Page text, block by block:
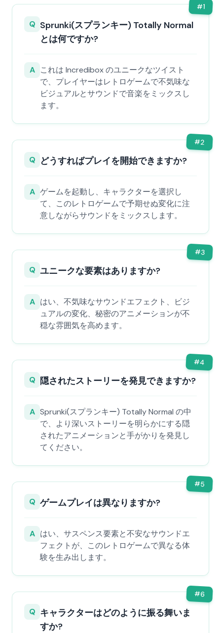
#1
Q Sprunki(スプランキー) Totally Normal
とは何ですか?
A これは Incredibox のユニークなツイスト
で、プレイヤーはレトロゲームで不気味な
ビジュアルとサウンドで音楽をミックスし
ます。
#2
Q どうすればプレイを開始できますか?
A ゲームを起動し、キャラクターを選択し
て、このレトロゲームで予期せぬ変化に注
意しながらサウンドをミックスします。
#3
Q ユニークな要素はありますか?
A はい、不気味なサウンドエフェクト、ビジ
ュアルの変化、秘密のアニメーションが不
穏な雰囲気を高めます。
#4
Q 隠されたストーリーを発見できますか?
A Sprunki(スプランキー) Totally Normal の中
で、より深いストーリーを明らかにする隠
されたアニメーションと手がかりを発見し
てください。
#5
Q ゲームプレイは異なりますか?
A はい、サスペンス要素と不安なサウンドエ
フェクトが、このレトロゲームで異なる体
験を生み出します。
#6
Q キャラクターはどのように振る舞いま
すか?